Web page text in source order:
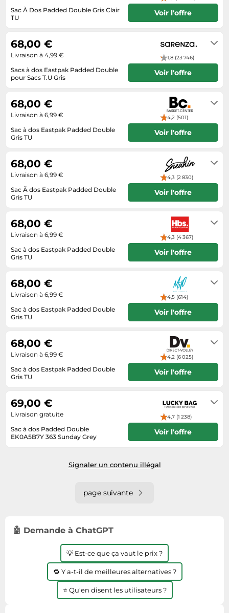
Taille-haies
Textiles de maison
Tronçonneuses
Éclairage
Éviers
Jeux électroniques
Machines à coudre
Montres connectées
Médias
Objectifs photo
Ordinateurs portables
Photo
Reflex numériques
Robots de cuisine
Réfrigérateurs
Sèche-linge
Tablettes tactiles
Tondeuses cheveux & barbe
Téléviseurs
Électroménager
Vélos
Vélos biking
Vêtements de sport
Équipement outdoor
Sac À Dos Padded Double Gris Clair
TU
Voir l'offre
Sacs à dos Eastpak Padded Double
pour Sacs T.U Gris
1,8 (23 746)
68,00 €
Livraison à 4,99 €
Voir l'offre
Sac à dos Eastpak Padded Double
Gris TU
4,2 (501)
68,00 €
Livraison à 6,99 €
Voir l'offre
Sac Ã dos Eastpak Padded Double
Gris TU
4,3 (2 830)
68,00 €
Livraison à 6,99 €
Voir l'offre
Sac à dos Eastpak Padded Double
Gris TU
4,3 (4 367)
68,00 €
Livraison à 6,99 €
Voir l'offre
Sac à dos Eastpak Padded Double
Gris TU
4,5 (614)
68,00 €
Livraison à 6,99 €
Voir l'offre
Sac à dos Eastpak Padded Double
Gris TU
4,2 (6 025)
68,00 €
Livraison à 6,99 €
Voir l'offre
Sac à dos Padded Double
EK0A5B7Y 363 Sunday Grey
4,7 (1 238)
69,00 €
Livraison gratuite
Voir l'offre
page suivante
Signaler un contenu illégal
🤖 Demande à ChatGPT
💡 Est-ce que ça vaut le prix ?
🔁 Y a-t-il de meilleures alternatives ?
⭐ Qu'en disent les utilisateurs ?